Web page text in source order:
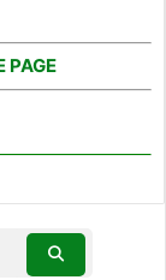
PAGE